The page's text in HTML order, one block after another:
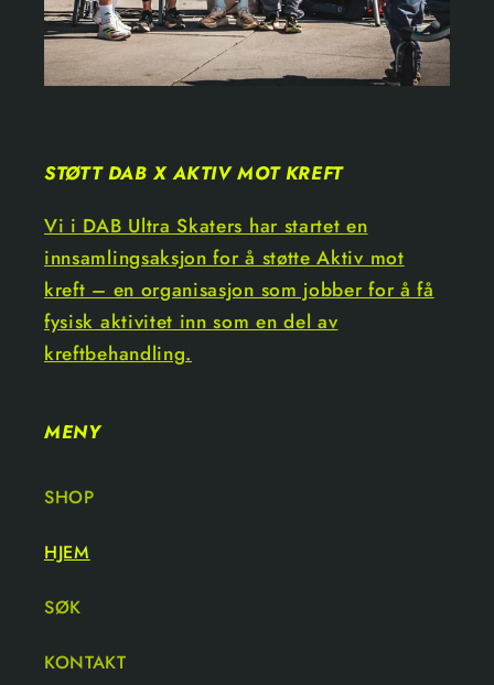
STØTT DAB X AKTIV MOT KREFT
Vi i DAB Ultra Skaters har startet en
innsamlingsaksjon for å støtte Aktiv mot
kreft – en organisasjon som jobber for å få
fysisk aktivitet inn som en del av
kreftbehandling.
MENY
SHOP
HJEM
SØK
KONTAKT